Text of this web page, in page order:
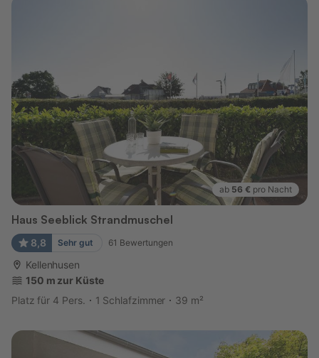
ab 56 € pro Nacht
Haus Seeblick Strandmuschel
8,8 Sehr gut 61 Bewertungen
Kellenhusen
150 m zur Küste
Platz für 4 Pers.
1 Schlafzimmer 39 m²